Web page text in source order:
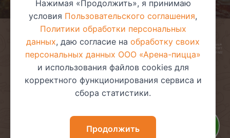
© 2025 ООО «Арена-пицца»
УНП 391272611
Магазин зарегистрирован в торговом реестре 08.05.2017 №381622
Политика видеонаблюдения
Политика в отношении
обработки файлов cookie
Нажимая «Продолжить», я принимаю
условия Пользовательского соглашения,
Политики обработки персональных
данных, даю согласие на обработку своих
персональных данных ООО «Арена-пицца»
и использования файлов cookies для
корректного функционирования сервиса и
сбора статистики.
Продолжить